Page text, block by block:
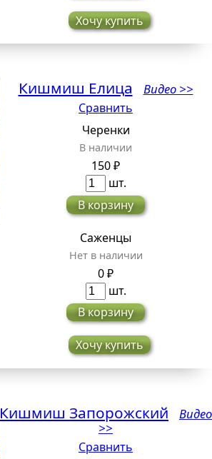
Хочу купить
Кишмиш Елица Видео >>
Сравнить
Черенки
В наличии
150 ₽
шт.
В корзину
Саженцы
Нет в наличии
0 ₽
шт.
В корзину
Хочу купить
Кишмиш Запорожский
Видео
>>
Сравнить